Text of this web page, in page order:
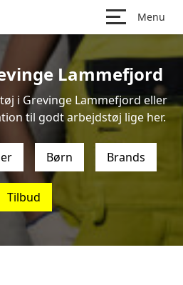
Menu
Lammefjord
i Grevinge Lammefjord eller
til godt arbejdstøj lige her.
Børn Brands
Tilbud